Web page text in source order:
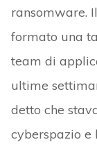
ransomware.
formato una
team di
ultime
detto che
cyberspazio